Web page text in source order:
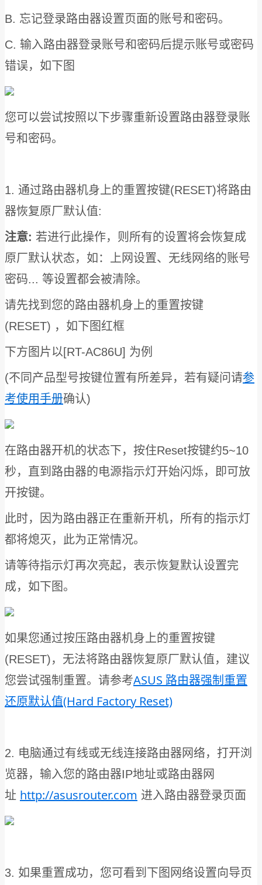
B. 忘记登录路由器设置页面的账号和密码。
C. 输入路由器登录账号和密码后提示账号或密码
错误，如下图
您可以尝试按照以下步骤重新设置路由器登录账
号和密码。
1. 通过路由器机身上的重置按键(RESET)将路由
器恢复原厂默认值:
注意: 若进行此操作，则所有的设置将会恢复成
原厂默认状态，如：上网设置、无线网络的账号
密码... 等设置都会被清除。
请先找到您的路由器机身上的重置按键
(RESET) ，如下图红框
下方图片以[RT-AC86U] 为例
(不同产品型号按键位置有所差异，若有疑问请参
考使用手册确认)
在路由器开机的状态下，按住Reset按键约5~10
秒，直到路由器的电源指示灯开始闪烁，即可放
开按键。
此时，因为路由器正在重新开机，所有的指示灯
都将熄灭，此为正常情况。
请等待指示灯再次亮起，表示恢复默认设置完
成，如下图。
如果您通过按压路由器机身上的重置按键
(RESET)，无法将路由器恢复原厂默认值，建议
您尝试强制重置。请参考ASUS 路由器强制重置
还原默认值(Hard Factory Reset)
2. 电脑通过有线或无线连接路由器网络，打开浏
览器，输入您的路由器IP地址或路由器网
址 http://asusrouter.com 进入路由器登录页面
3. 如果重置成功，您可看到下图网络设置向导页